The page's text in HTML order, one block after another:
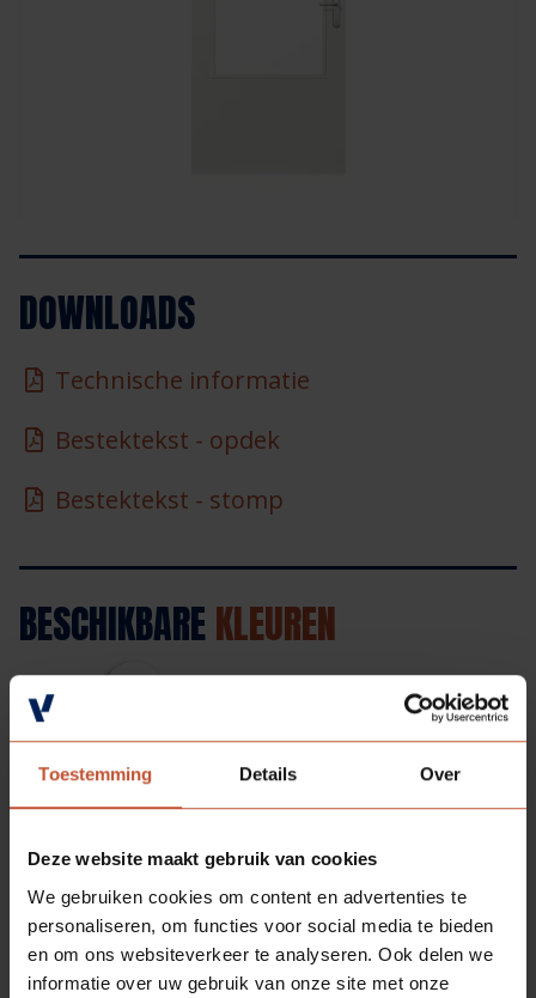
Toestemming Details Over
Deze website maakt gebruik van cookies
We gebruiken cookies om content en advertenties te
personaliseren, om functies voor social media te bieden
en om ons websiteverkeer te analyseren. Ook delen we
informatie over uw gebruik van onze site met onze
DOWNLOADS
Technische informatie
Bestektekst - opdek
Bestektekst - stomp
BESCHIKBAREKLEUREN
* Let op: genoemde NCS/RAL kleuren zijn bij
speciale matgradaties is het benoemen van een exact
kleurnummer niet mogelijk. Voor een
waarheidsgetrouwe weergave is bemonstering op
aanvraag verkrijgbaar.